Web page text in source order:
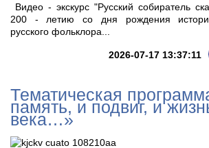
2026-07-17 13:37:11
Видео - экскурс "Русский собиратель
200 - летию со дня рождения
русского фольклора...
Тематическая
память, и подвиг, и
века…»